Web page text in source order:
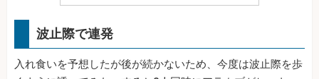
波止際で連発
入れ食いを予想したが後が続かないため、今度は波止際を歩